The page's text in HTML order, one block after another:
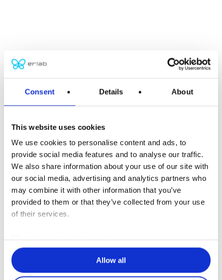
Consent Details About
This website uses cookies
We use cookies to personalise content and ads, to
provide social media features and to analyse our traffic.
We also share information about your use of our site with
our social media, advertising and analytics partners who
may combine it with other information that you’ve
provided to them or that they’ve collected from your use
of their services.
Allow all